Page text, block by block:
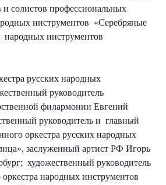
солистов профессиональных
инструментов «Серебряные
инструментов
русских народных
руководитель
филармонии Евгений
руководитель и главный
оркестра русских народных
заслуженный артист РФ Игорь
художественный руководитель
народных инструментов